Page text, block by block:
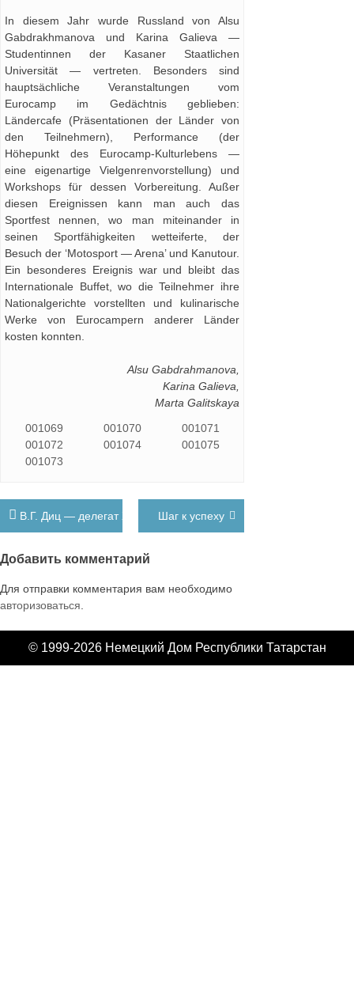
In diesem Jahr wurde Russland von Alsu
Gabdrakhmanova und Karina Galieva —
Studentinnen der Kasaner Staatlichen
Universität — vertreten. Besonders sind
hauptsächliche Veranstaltungen vom
Eurocamp im Gedächtnis geblieben:
Ländercafe (Präsentationen der Länder von
den Teilnehmern), Performance (der
Höhepunkt des Eurocamp-Kulturlebens —
eine eigenartige Vielgenrenvorstellung) und
Workshops für dessen Vorbereitung. Außer
diesen Ereignissen kann man auch das
Sportfest nennen, wo man miteinander in
seinen Sportfähigkeiten wetteiferte, der
Besuch der ‘Motosport — Arena’ und Kanutour.
Ein besonderes Ereignis war und bleibt das
Internationale Buffet, wo die Teilnehmer ihre
Nationalgerichte vorstellten und kulinarische
Werke von Eurocampern anderer Länder
kosten konnten.
Alsu Gabdrahmanova,
Karina Galieva,
Marta Galitskaya
001069
001070
001071
001072
001074
001075
001073
Навигация
по
записям
В.Г. Диц — делегат XI-го съезда «Единой России
Шаг к успеху
Добавить комментарий
Для отправки комментария вам необходимо
авторизоваться.
© 1999-2026 Немецкий Дом Республики Татарстан